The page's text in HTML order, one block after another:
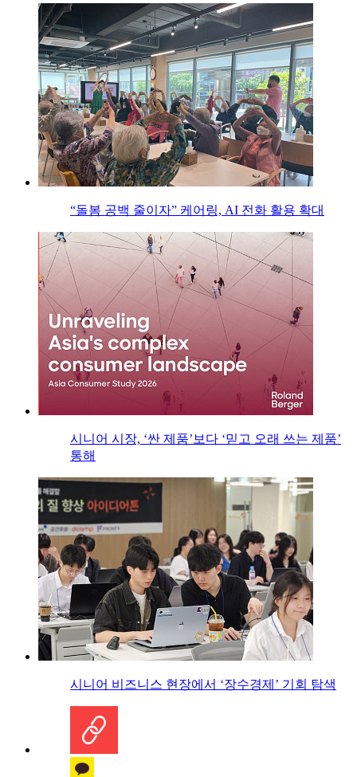
“돌봄 공백 줄이자” 케어링, AI 전화 활용 확대
시니어 시장, ‘싼 제품’보다 ‘믿고 오래 쓰는 제품’
통해
시니어 비즈니스 현장에서 ‘장수경제’ 기회 탐색